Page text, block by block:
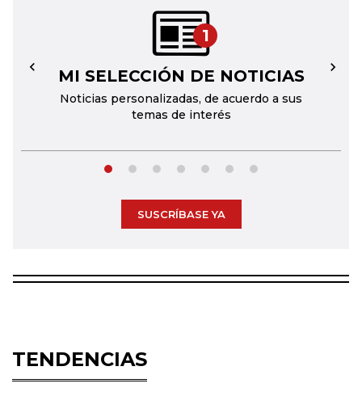
1
MI SELECCIÓN DE NOTICIAS
Noticias personalizadas, de acuerdo a sus
temas de interés
← →
SUSCRÍBASE YA
TENDENCIAS